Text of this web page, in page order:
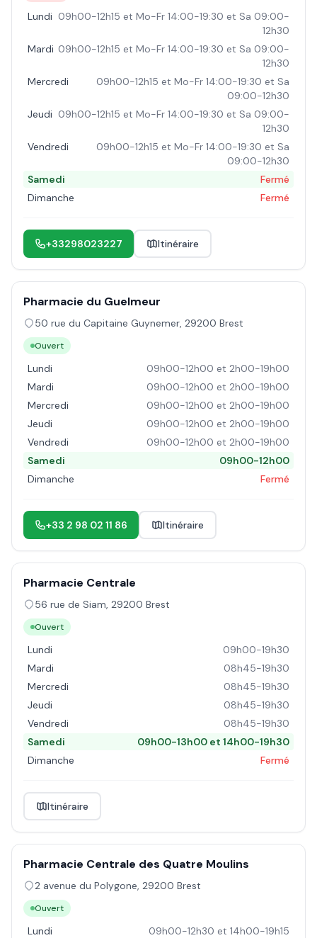
Lundi 09h00-12h15 et Mo-Fr 14:00-19:30 et Sa 09:00-
12h30
Mardi 09h00-12h15 et Mo-Fr 14:00-19:30 et Sa 09:00-
12h30
Mercredi
09h00-12h15 et Mo-Fr 14:00-19:30 et Sa
09:00-12h30
Jeudi 09h00-12h15 et Mo-Fr 14:00-19:30 et Sa 09:00-
12h30
Vendredi
09h00-12h15 et Mo-Fr 14:00-19:30 et Sa
09:00-12h30
Samedi
Fermé
Dimanche
Fermé
+33298023227 Itinéraire
Pharmacie du Guelmeur
50 rue du Capitaine Guynemer, 29200 Brest
Ouvert
Lundi
09h00-12h00 et 2h00-19h00
Mardi
09h00-12h00 et 2h00-19h00
Mercredi
09h00-12h00 et 2h00-19h00
Jeudi
09h00-12h00 et 2h00-19h00
Vendredi
09h00-12h00 et 2h00-19h00
Samedi
09h00-12h00
Dimanche
Fermé
+33 2 98 02 11 86 Itinéraire
Pharmacie Centrale
56 rue de Siam, 29200 Brest
Ouvert
Lundi
09h00-19h30
Mardi
08h45-19h30
Mercredi
08h45-19h30
Jeudi
08h45-19h30
Vendredi
08h45-19h30
Samedi
09h00-13h00 et 14h00-19h30
Dimanche
Fermé
Itinéraire
Pharmacie Centrale des Quatre Moulins
2 avenue du Polygone, 29200 Brest
Ouvert
Lundi
09h00-12h30 et 14h00-19h15